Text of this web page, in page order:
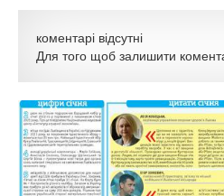
коментарі відсутні
Для того щоб залишити